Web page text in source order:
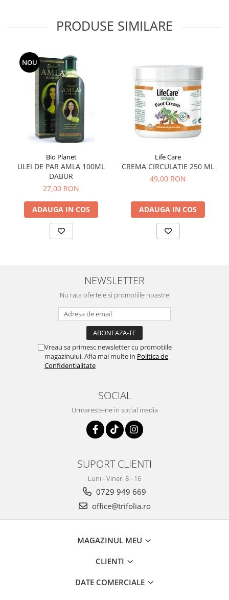
PRODUSE SIMILARE
NOU
Bio Planet
ULEI DE PAR AMLA 100ML
DABUR
27,00 RON
ADAUGA IN COS
Life Care
CREMA CIRCULATIE 250 ML
49,00 RON
ADAUGA IN COS
NEWSLETTER
Nu rata ofertele si promotiile noastre
Vreau sa primesc newsletter cu promotiile
magazinului. Afla mai multe in Politica de
Confidentialitate
SOCIAL
Urmareste-ne in social media
SUPORT CLIENTI
Luni - Vineri 8 - 16
0729 949 669
office@trifolia.ro
MAGAZINUL MEU
CLIENTI
DATE COMERCIALE